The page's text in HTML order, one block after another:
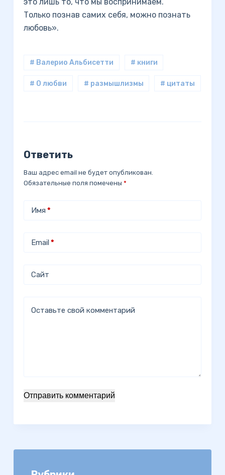
Только познав самих себя, можно познать
любовь».
# Валерио Альбисетти # книги
# О любви # размышлизмы # цитаты
Ответить
Ваш адрес email не будет опубликован.
Обязательные поля помечены *
Имя *
Email*
Сайт
Оставьте свой комментарий
Отправить комментарий